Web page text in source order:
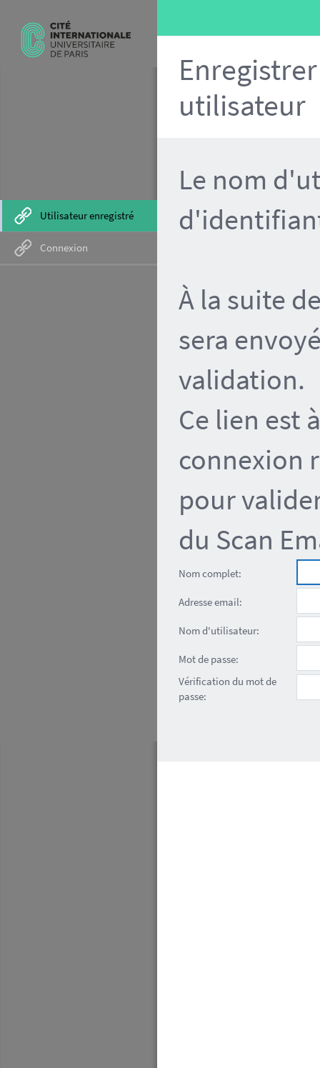
Utilisateur enregistré
Connexion
utilisateur
Le nom
À la suite
sera
validation.
Ce lien est
connexion
pour
du Scan
Nom complet:
Adresse email:
Nom d'utilisateur:
Mot de passe:
Vérification du mot de
passe: